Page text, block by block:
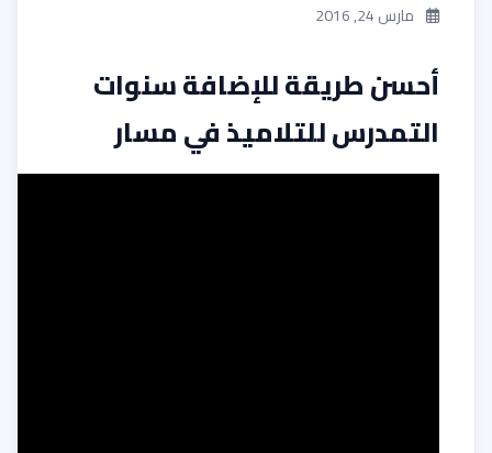
مارس 24, 2016
أحسن طريقة للإضافة سنوات
التمدرس للتلاميذ في مسار